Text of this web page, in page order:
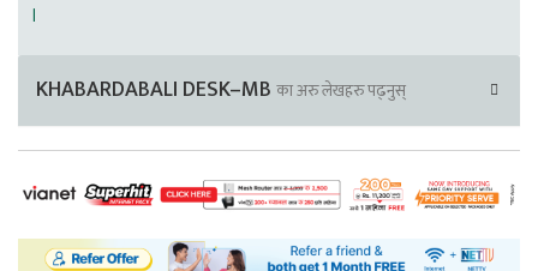
।
KHABARDABALI DESK–MB का अरु लेखहरु पढ्नुस्